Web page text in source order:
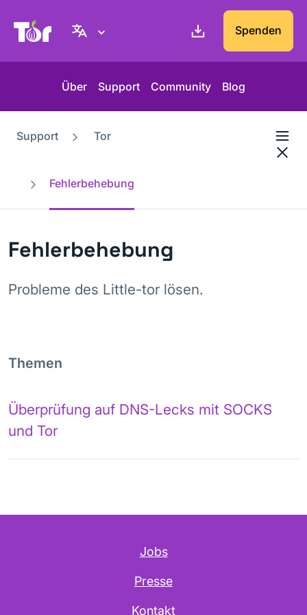
Tor-Projekt Webseite Spenden
Über Support Community Blog
Support Tor
Fehlerbehebung
Fehlerbehebung
Probleme des Little-tor lösen.
Themen
Überprüfung auf DNS-Lecks mit SOCKS
und Tor
Jobs
Presse
Kontakt